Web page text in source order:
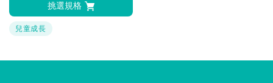
挑選規格
兒童成長